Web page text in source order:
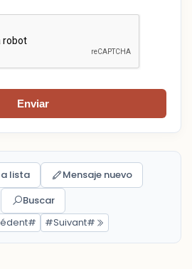
Enviar
lista
Mensaje nuevo
Buscar
#Suivant#